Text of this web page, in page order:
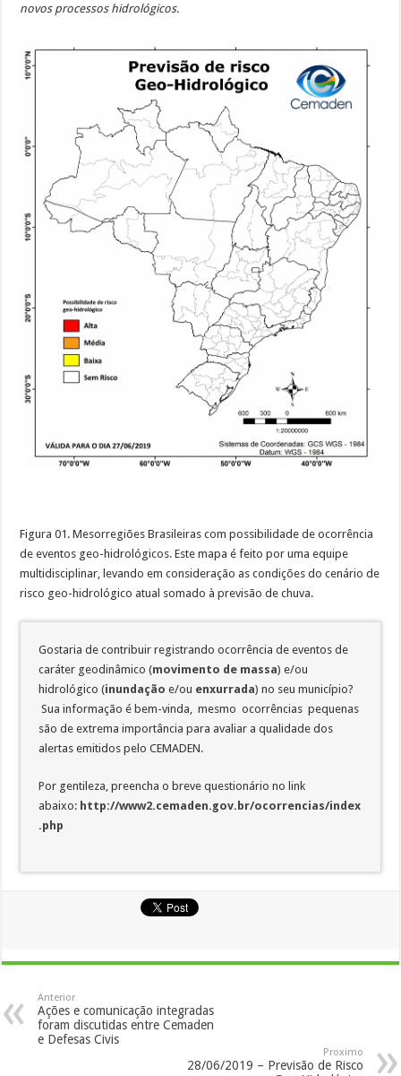
novos processos hidrológicos.
Figura 01. Mesorregiões Brasileiras com possibilidade de ocorrência
de eventos geo-hidrológicos. Este mapa é feito por uma equipe
multidisciplinar, levando em consideração as condições do cenário de
risco geo-hidrológico atual somado à previsão de chuva.
Gostaria de contribuir registrando ocorrência de eventos de
caráter geodinâmico (movimento de massa) e/ou
hidrológico (inundaçãoe/ou enxurrada) no seu município?
Sua informação é bem-vinda, mesmo ocorrências pequenas
são de extrema importância para avaliar a qualidade dos
alertas emitidos pelo CEMADEN.
Por gentileza, preencha o breve questionário no link
abaixo: http://www2.cemaden.gov.br/ocorrencias/index
.php
Anterior
Ações e comunicação integradas
foram discutidas entre Cemaden
e Defesas Civis
Proximo
28/06/2019 – Previsão de Risco